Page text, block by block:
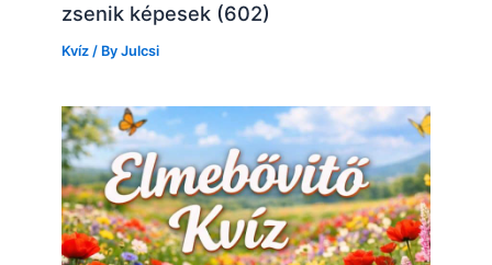
zsenik képesek (602)
Kvíz / ByJulcsi